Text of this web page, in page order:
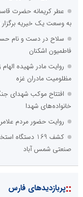
عطر کریمانه حضرت
به وسعت یک خیریه
سلاح در دست و نام
فاطمیون اشکنان
روایت مادر شهیده
مظلومیت مادران غزه
افتتاح موکب شهدای
خانواده‌های شهدا
روایت حضور مردم
کشف 169
صنعتی شمس آباد
::پربازدیدهای فارس